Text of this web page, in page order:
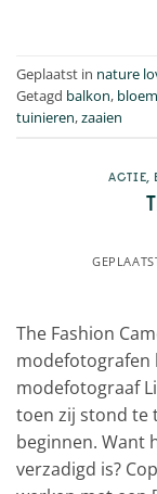
Geplaatst in nature
Getagd balkon,
tuinieren,zaaien
ACTIE,
The Fashion
modefotografen
modefotograaf
toen zij stond te
beginnen. Want
verzadigd is?